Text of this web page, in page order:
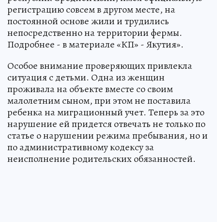
регистрацию совсем в другом месте, на
постоянной основе жили и трудились
непосредственно на территории фермы.
Подробнее - в материале «КП» - Якутия».
Особое внимание проверяющих привлекла
ситуация с детьми. Одна из женщин
проживала на объекте вместе со своим
малолетним сыном, при этом не поставила
ребенка на миграционный учет. Теперь за это
нарушение ей придется отвечать не только по
статье о нарушении режима пребывания, но и
по административному кодексу за
неисполнение родительских обязанностей.